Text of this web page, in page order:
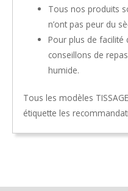
Tous nos produits
n’ont pas peur du
Pour plus de facilité
conseillons de
humide.
Tous les modèles
étiquette les